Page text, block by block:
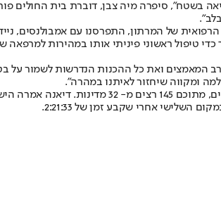
התמוטט ועבר החייאה בשטח", סיפרה מיה צבן,
של המרתון, התפרסנו עם אמבולנסים,
כדי טיפול ראשוני פיניתי אותו במהירות
המאמצים ואת כל ההכנות הנדרשות לשמור
ומקווה שיחזור לאיתנו במהרה".